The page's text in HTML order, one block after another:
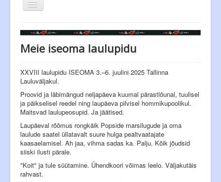
Näita/Peida
menüüd
Esileht
Dirigendid
Repertuaar
Esinemised
Tagasiside
Kontakt
Siseinfo
Meie iseoma laulupidu
XXVIII laulupidu ISEOMA 3.–6. juulini 2025 Tallinna
Lauluväljakul.
Proovid ja läbimängud neljapäeva kuumal pärastlõunal, tuulisel
ja päikselisel reedel ning laupäeva pilvisel hommikupoolikul.
Maitsvad laulupeosupid. Ja jäätised.
Laupäeval rõõmus rongkäik Popside marsilugude ja oma
laulude saatel üllatavalt suure hulga pealtvaatajate
kaasaelamisel. Ah jaa, vihma sadas ka. Palju. Kõik jõudsid
siiski ilusti pärale.
"Koit" ja tule süütamine. Ühendkoori võimas leelo. Väljakutäis
rahvast.